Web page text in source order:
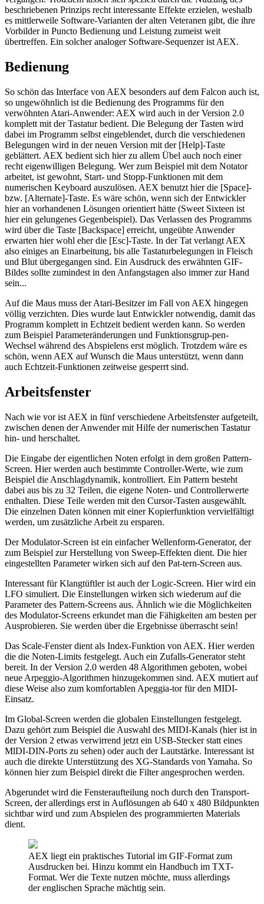
beschriebenen Prinzips recht interessante Effekte erzielen, weshalb
es mittlerweile Software-Varianten der alten Veteranen gibt, die ihre
Vorbilder in Puncto Bedienung und Leistung zumeist weit
übertreffen. Ein solcher analoger Software-Sequenzer ist AEX.
Bedienung
So schön das Interface von AEX besonders auf dem Falcon auch ist,
so ungewöhnlich ist die Bedienung des Programms für den
verwöhnten Atari-Anwender: AEX wird auch in der Version 2.0
komplett mit der Tastatur bedient. Die Belegung der Tasten wird
dabei im Programm selbst eingeblendet, durch die verschiedenen
Belegungen wird in der neuen Version mit der [Help]-Taste
geblättert. AEX bedient sich hier zu allem Übel auch noch einer
recht eigenwilligen Belegung. Wer zum Beispiel mit dem Notator
arbeitet, ist gewohnt, Start- und Stopp-Funktionen mit dem
numerischen Keyboard auszulösen. AEX benutzt hier die [Space]-
bzw. [Alternate]-Taste. Es wäre schön, wenn sich der Entwickler
hier an vorhandenen Lösungen orientiert hätte (Sweet Sixteen ist
hier ein gelungenes Gegenbeispiel). Das Verlassen des Programms
wird über die Taste [Backspace] erreicht, ungeübte Anwender
erwarten hier wohl eher die [Esc]-Taste. In der Tat verlangt AEX
also einiges an Einarbeitung, bis alle Tastaturbelegungen in Fleisch
und Blut übergegangen sind. Ein Ausdruck des erwähnten GIF-
Bildes sollte zumindest in den Anfangstagen also immer zur Hand
sein...
Auf die Maus muss der Atari-Besitzer im Fall von AEX hingegen
völlig verzichten. Dies wurde laut Entwickler notwendig, damit das
Programm komplett in Echtzeit bedient werden kann. So werden
zum Beispiel Parameteränderungen und Funktionsgrup-pen-
Wechsel während des Abspielens erst möglich. Trotzdem wäre es
schön, wenn AEX auf Wunsch die Maus unterstützt, wenn dann
auch Echtzeit-Funktionen zeitweise gesperrt sind.
Arbeitsfenster
Nach wie vor ist AEX in fünf verschiedene Arbeitsfenster aufgeteilt,
zwischen denen der Anwender mit Hilfe der numerischen Tastatur
hin- und herschaltet.
Die Eingabe der eigentlichen Noten erfolgt in dem großen Pattern-
Screen. Hier werden auch bestimmte Controller-Werte, wie zum
Beispiel die Anschlagdynamik, kontrolliert. Ein Pattern besteht
dabei aus bis zu 32 Teilen, die eigene Noten- und Controllerwerte
enthalten. Diese Teile werden mit den Cursor-Tasten ausgewählt.
Die einzelnen Daten können mit einer Kopierfunktion vervielfältigt
werden, um zusätzliche Arbeit zu ersparen.
Der Modulator-Screen ist ein einfacher Wellenform-Generator, der
zum Beispiel zur Herstellung von Sweep-Effekten dient. Die hier
eingestellten Parameter wirken sich auf den Pat-tern-Screen aus.
Interessant für Klangtüftler ist auch der Logic-Screen. Hier wird ein
LFO simuliert. Die Einstellungen wirken sich wiederum auf die
Parameter des Pattern-Screens aus. Ähnlich wie die Möglichkeiten
des Modulator-Screens erkundet man die Fähigkeiten am besten per
Ausprobieren. Sie werden über die Ergebnisse überrascht sein!
Das Scale-Fenster dient als Index-Funktion von AEX. Hier werden
die die Noten-Limits festgelegt. Auch ein Zufalls-Generator steht
bereit. In der Version 2.0 werden 48 Algorithmen geboten, wobei
neue Arpeggio-Algorithmen hinzugekommen sind. AEX mutiert auf
diese Weise also zum komfortablen Apeggia-tor für den MIDI-
Einsatz.
Im Global-Screen werden die globalen Einstellungen festgelegt.
Dazu gehört zum Beispiel die Auswahl des MIDI-Kanals (hier ist in
der Version 2 etwas verwirrend jetzt ein USB-Stecker statt eines
MlDI-DIN-Ports zu sehen) oder auch der Lautstärke. Interessant ist
auch die direkte Unterstützung des XG-Standards von Yamaha. So
können hier zum Beispiel direkt die Filter angesprochen werden.
Abgerundet wird die Fensteraufteilung noch durch den Transport-
Screen, der allerdings erst in Auflösungen ab 640 x 480 Bildpunkten
sichtbar wird und zum Abspielen des programmierten Materials
dient.
AEX liegt ein praktisches Tutorial im GIF-Format zum
Ausdrucken bei. Hinzu kommt ein Handbuch im TXT-
Format. Wer die Texte nutzen möchte, muss allerdings
der englischen Sprache mächtig sein.